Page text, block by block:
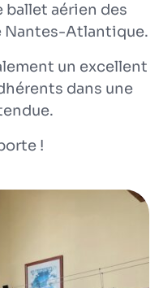
ballet aérien des
Nantes-Atlantique.
un excellent
dans une
!